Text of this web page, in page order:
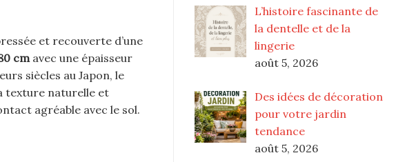
et recouverte d’une
cm avec une épaisseur
siècles au Japon, le
texture naturelle et
agréable avec le sol.
L’histoire fascinante de
la dentelle et de la
lingerie
août 5, 2026
Des idées de décoration
pour votre jardin
tendance
août 5, 2026